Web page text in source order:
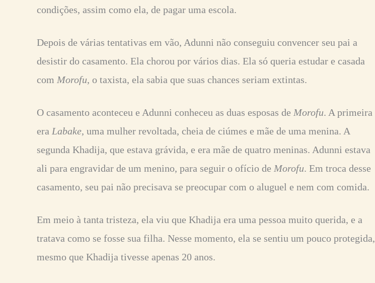
condições, assim como ela, de pagar uma escola.
Depois de várias tentativas em vão, Adunni não conseguiu convencer seu pai a
desistir do casamento. Ela chorou por vários dias. Ela só queria estudar e casada
com Morofu, o taxista, ela sabia que suas chances seriam extintas.
O casamento aconteceu e Adunni conheceu as duas esposas de Morofu. A primeira
era Labake, uma mulher revoltada, cheia de ciúmes e mãe de uma menina. A
segunda Khadija, que estava grávida, e era mãe de quatro meninas. Adunni estava
ali para engravidar de um menino, para seguir o ofício de Morofu. Em troca desse
casamento, seu pai não precisava se preocupar com o aluguel e nem com comida.
Em meio à tanta tristeza, ela viu que Khadija era uma pessoa muito querida, e a
tratava como se fosse sua filha. Nesse momento, ela se sentiu um pouco protegida,
mesmo que Khadija tivesse apenas 20 anos.